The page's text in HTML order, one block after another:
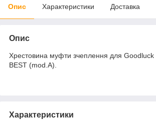
Опис Характеристики Доставка
Опис
Хрестовина муфти зчеплення для
BEST (mod.A).
Характеристики